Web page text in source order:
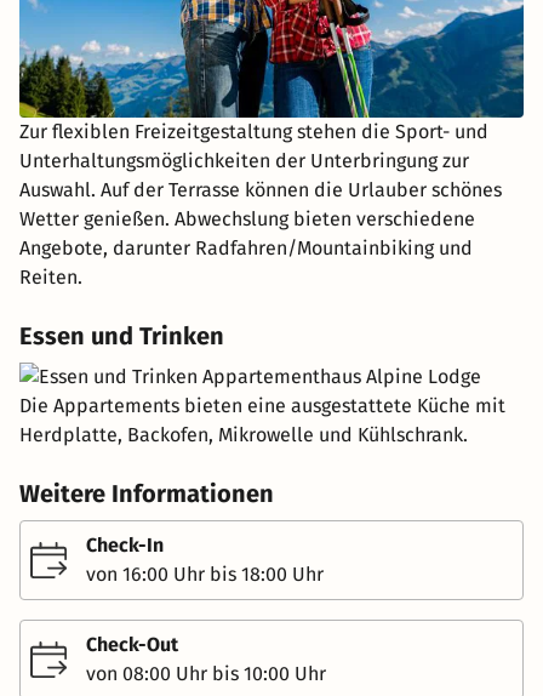
Zur flexiblen Freizeitgestaltung stehen die Sport- und
Unterhaltungsmöglichkeiten der Unterbringung zur
Auswahl. Auf der Terrasse können die Urlauber schönes
Wetter genießen. Abwechslung bieten verschiedene
Angebote, darunter Radfahren/Mountainbiking und
Reiten.
Essen und Trinken
Die Appartements bieten eine ausgestattete Küche mit
Herdplatte, Backofen, Mikrowelle und Kühlschrank.
Weitere Informationen
Check-In
von 16:00 Uhr bis 18:00 Uhr
Check-Out
von 08:00 Uhr bis 10:00 Uhr